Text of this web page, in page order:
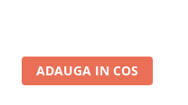
ADAUGA IN COS